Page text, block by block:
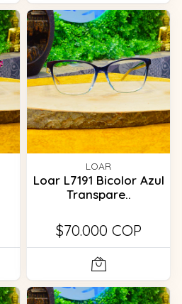
LOAR
Loar L7191 Bicolor Azul
Transpare..
$70.000 COP